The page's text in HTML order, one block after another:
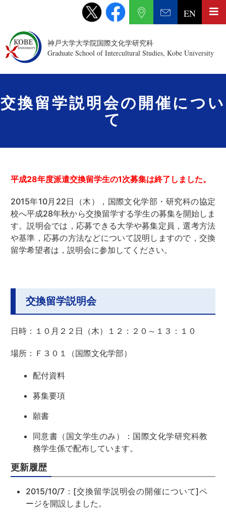
神戸大学大学院国際文化学研究科
Graduate School of Intercultural Studies, Kobe University
EN
交換留学説明会の開催につい
て
平成28年度派遣交換留学生の1次募集は終了しました。
2015年10月22日（木），国際文化学部・研究科の協定
校へ平成28年秋から交換留学する学生の募集を開始しま
す。説明会では，応募できる大学や募集定員，選考方法
や基準，応募の方法などについて説明しますので，交換
留学希望者は，説明会に参加してください。
交換留学説明会
日時：１０月２２日（木）１２：２０～１３：１０
場所：Ｆ３０１（国際文化学部）
配付資料
募集要項
願書
同意書（国文学生のみ）：国際文化学研究科教
務学生係で配布しています。
更新履歴
2015/10/7：[交換留学説明会の開催について]ペ
ージを開設しました。